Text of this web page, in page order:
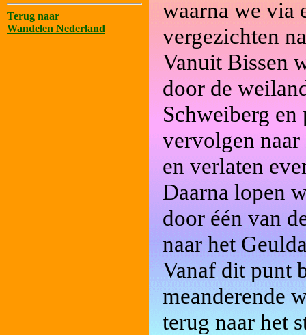
Terug naar
Wandelen Nederland
waarna we via
vergezichten
Vanuit Bissen
door de
Schweiberg en
vervolgen naar
en verlaten
Daarna lopen
door één van
naar het
Vanaf dit punt
meanderende
terug naar het